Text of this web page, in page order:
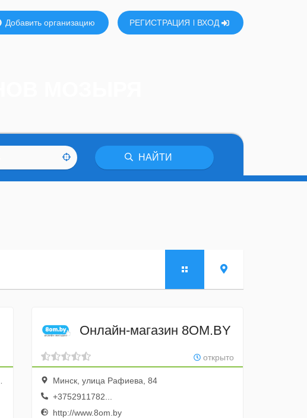
Добавить организацию РЕГИСТРАЦИЯ ВХОД
НАЙТИ
Онлайн-магазин 8OM.BY
открыто
Минск, улица Рафиева, 84
+3752911782...
http://www.8om.by